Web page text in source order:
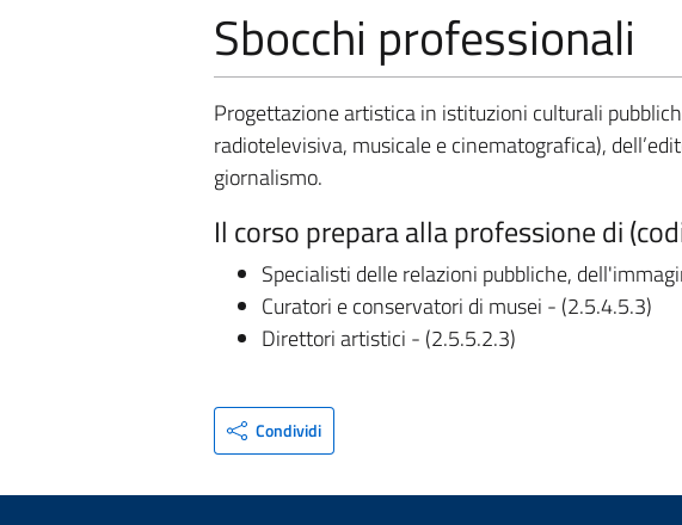
Sbocchi professionali
Progettazione artistica in istituzioni culturali
radiotelevisiva, musicale e cinematografica),
giornalismo.
Il corso prepara alla professione di
Specialisti delle relazioni pubbliche,
Curatori e conservatori di musei - (2.5.4.5.3)
Direttori artistici - (2.5.5.2.3)
Condividi